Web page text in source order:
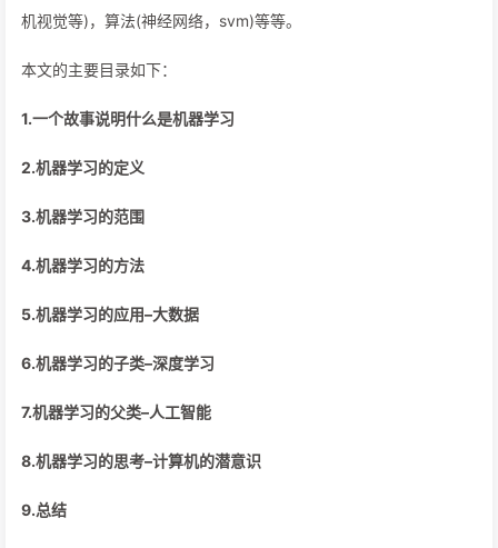
机视觉等)，算法(神经网络，svm)等等。
本文的主要目录如下：
1.一个故事说明什么是机器学习
2.机器学习的定义
3.机器学习的范围
4.机器学习的方法
5.机器学习的应用–大数据
6.机器学习的子类–深度学习
7.机器学习的父类–人工智能
8.机器学习的思考–计算机的潜意识
9.总结